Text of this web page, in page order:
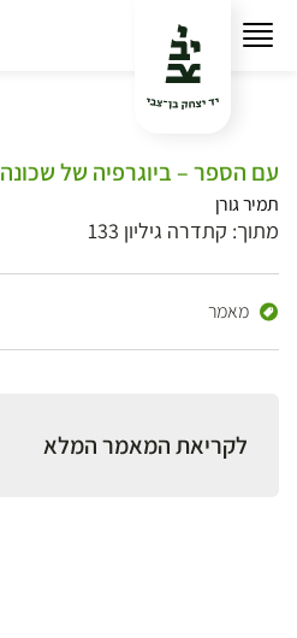
עם הספר – ביוגרפיה של שכונה
תמיר גורן
מתוך: קתדרה גיליון 133
מאמר
לקריאת המאמר המלא